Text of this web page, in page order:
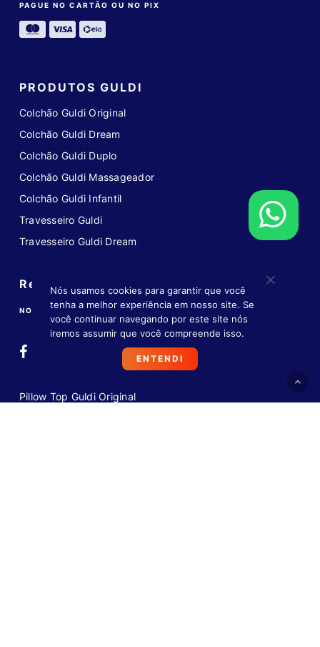
PAGUE NO CARTÃO OU NO PIX
PRODUTOS GULDI
Colchão Guldi Original
Colchão Guldi Dream
Colchão Guldi Duplo
Colchão Guldi Massageador
Colchão Guldi Infantil
Travesseiro Guldi
Travesseiro Guldi Dream
Redes sociais
NOS ACOMPANHE NAS REDES
Pillow Top Guldi Original
Nós usamos cookies para garantir que você
tenha a melhor experiência em nosso site. Se
você continuar navegando por este site nós
iremos assumir que você compreende isso.
ENTENDI